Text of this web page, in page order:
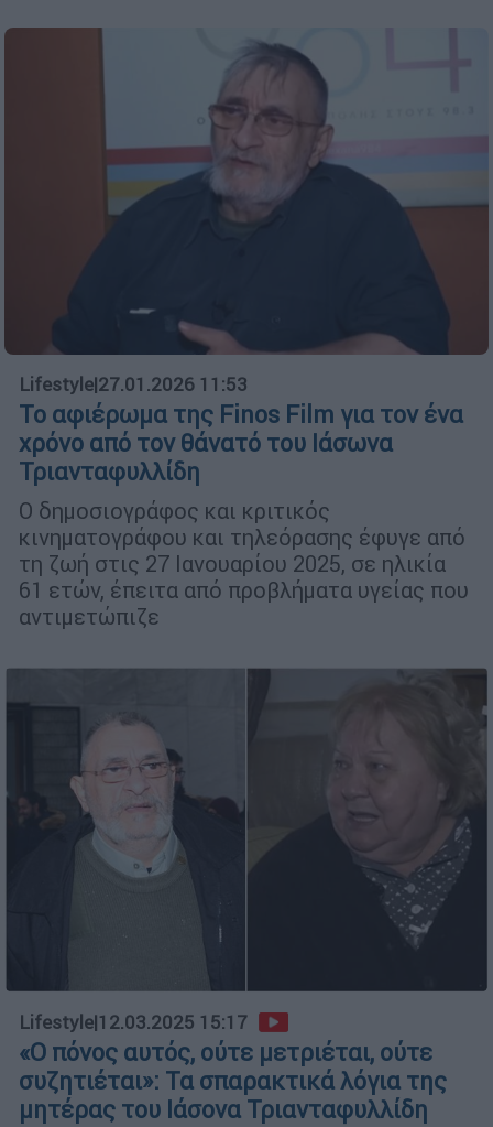
Lifestyle|27.01.2026 11:53
Το αφιέρωμα της Finos Film για τον ένα
χρόνο από τον θάνατό του Ιάσωνα
Τριανταφυλλίδη
Ο δημοσιογράφος και κριτικός
κινηματογράφου και τηλεόρασης έφυγε από
τη ζωή στις 27 Ιανουαρίου 2025, σε ηλικία
61 ετών, έπειτα από προβλήματα υγείας που
αντιμετώπιζε
Lifestyle|12.03.2025 15:17
«Ο πόνος αυτός, ούτε μετριέται, ούτε
συζητιέται»: Τα σπαρακτικά λόγια της
μητέρας του Ιάσονα Τριανταφυλλίδη